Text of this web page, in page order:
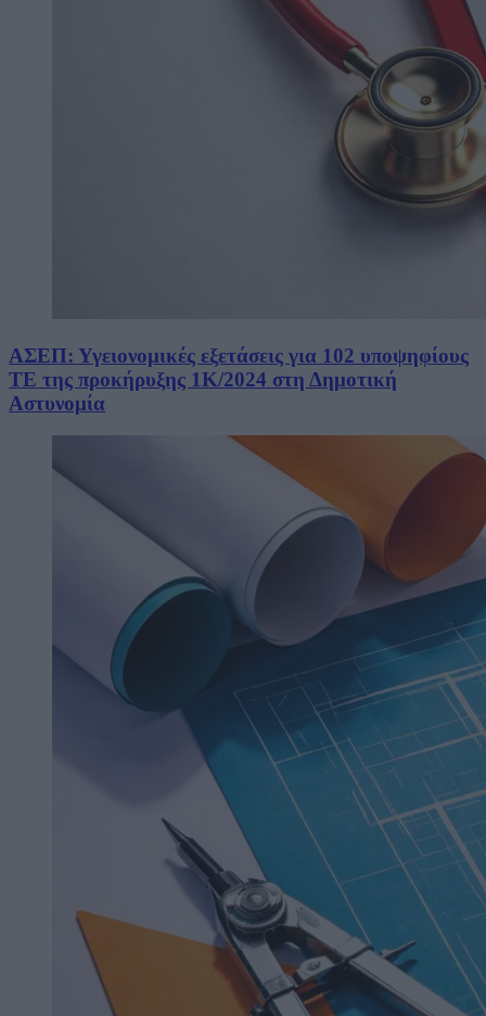
ΑΣΕΠ: Υγειονομικές εξετάσεις για 102 υποψηφίους
ΤΕ της προκήρυξης 1Κ/2024 στη Δημοτική
Αστυνομία